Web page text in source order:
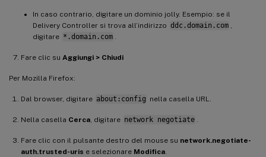
In caso contrario, digitare un dominio jolly. Esempio: se il
Delivery Controller si trova all’indirizzo ddc.domain.com
digitare *.domain.com
Fare clic su Aggiungi > Chiudi
Per Mozilla Firefox:
Dal browser, digitare about:config nella casella URL.
Nella casella Cerca , digitare network negotiate
Fare clic con il pulsante destro del mouse su network.negotiate-
auth.trusted-uris e selezionare Modifica